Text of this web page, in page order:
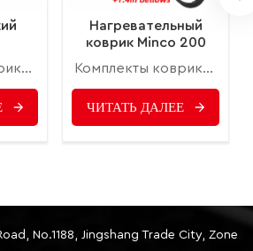
м2
Комплекты ковриков для подогрева пола — это очень практичный и экономичный способ добавить теплый комфорт в ваш дом. Эти системы отопления обеспечивают равномерное распределение тепла, где бы они ни были установлены в доме. В сочетании с низкими затратами на установку и эксплуатацию полы с подогревом являются экономичным способом создания идеальной температуры окружающей среды.
Нагревательный
коврик Minco 200
15 м2, ширина 0,5 м.
Комплекты ковриков для подогрева пола — это очень практичный и экономичный способ добавить теплый комфорт в ваш дом. Эти системы отопления обеспечивают равномерное распределение тепла, где бы они ни были установлены в доме. В сочетании с низкими затратами на установку и эксплуатацию полы с подогревом являются экономичным способом создания идеальной температуры окружающей среды.
ЧИТАТЬ ДАЛЕЕ
No.1188, Jingshang Trade City, Zone